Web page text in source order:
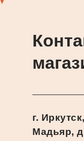
г.
Мадьяр,